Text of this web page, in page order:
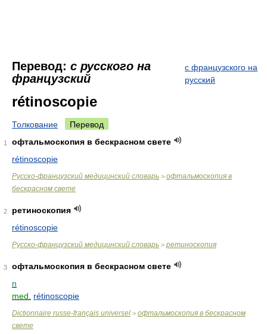
Перевод: с русского на
французский
с французского на
русский
rétinoscopie
Толкование Перевод
1
офтальмоскопия в бескрасном свете
rétinoscopie
Русско-французский медицинский словарь > офтальмоскопия в
бескрасном свете
2
ретиноскопия
rétinoscopie
Русско-французский медицинский словарь > ретиноскопия
3
офтальмоскопия в бескрасном свете
n
med.
rétinoscopie
Dictionnaire russe-français universel > офтальмоскопия в бескрасном
свете